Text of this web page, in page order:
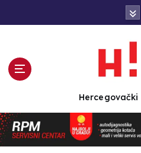
n
t
e